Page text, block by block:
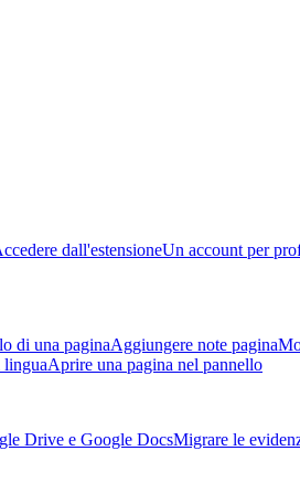
dall'estensioneUn account per
di una paginaAggiungere note pagina
linguaAprire una pagina nel pannello
Drive e Google DocsMigrare le